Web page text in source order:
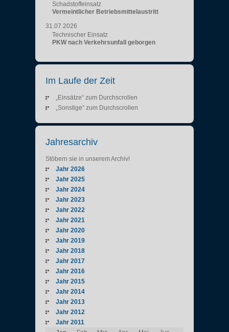
Schadstoffeinsatz
Vermeintlicher Betriebsmittelaustritt
31.07.2026
Technischer Einsatz
PKW nach Verkehrsunfall geborgen
Im Laufe der Zeit
„Einsätze“ zum Durchscrollen
„Sonstige“ zum Durchscrollen
Jahresarchiv
Stöbern sie in unserem Archiv!
Jahr 2026
Jahr 2025
Jahr 2024
Jahr 2023
Jahr 2022
Jahr 2021
Jahr 2020
Jahr 2019
Jahr 2018
Jahr 2017
Jahr 2016
Jahr 2015
Jahr 2014
Jahr 2013
Jahr 2012
Jahr 2011